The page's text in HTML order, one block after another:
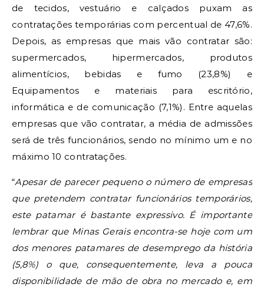
de tecidos, vestuário e calçados puxam as
contratações temporárias com percentual de 47,6%.
Depois, as empresas que mais vão contratar são:
supermercados, hipermercados, produtos
alimentícios, bebidas e fumo (23,8%) e
Equipamentos e materiais para escritório,
informática e de comunicação (7,1%). Entre aquelas
empresas que vão contratar, a média de admissões
será de três funcionários, sendo no mínimo um e no
máximo 10 contratações.
“Apesar de parecer pequeno o número de empresas
que pretendem contratar funcionários temporários,
este patamar é bastante expressivo. É importante
lembrar que Minas Gerais encontra-se hoje com um
dos menores patamares de desemprego da história
(5,8%) o que, consequentemente, leva a pouca
disponibilidade de mão de obra no mercado e, em